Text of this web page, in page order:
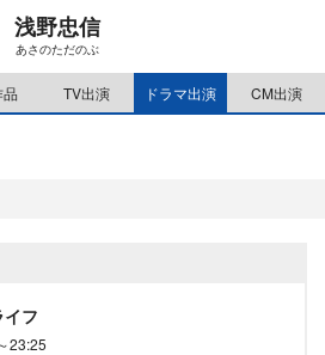
浅野忠信
あさのただのぶ
TV出演 ドラマ出演 CM出演
フ
23:25